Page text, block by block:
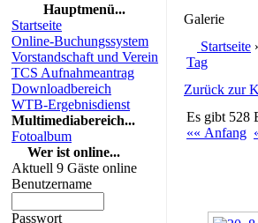
Hauptmenü...
Startseite
Online-Buchungssystem
Vorstandschaft und Verein
TCS Aufnahmeantrag
Downloadbereich
WTB-Ergebnisdienst
Multimediabereich...
Fotoalbum
Wer ist online...
Aktuell 9 Gäste online
Benutzername
Passwort
Galerie
Startseite
Tag
Zurück zur
Es gibt 528
«« Anfang